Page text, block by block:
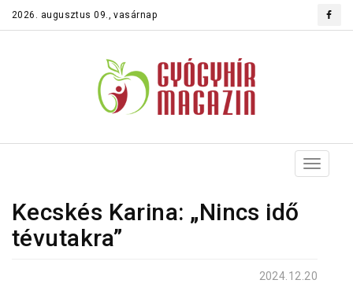
2026. augusztus 09., vasárnap
Toggle
Kecskés Karina: „Nincs idő
tévutakra”
2024.12.20